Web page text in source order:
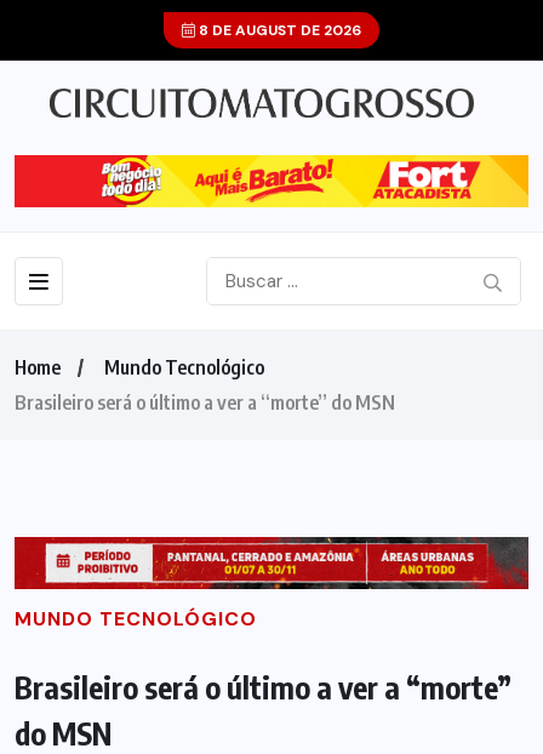
8 DE AUGUST DE 2026
Home
Mundo Tecnológico
Brasileiro será o último a ver a “morte” do MSN
MUNDO TECNOLÓGICO
Brasileiro será o último a ver a “morte”
do MSN